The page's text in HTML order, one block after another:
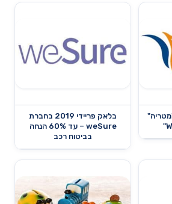
בלאק פריידי 2019 בחברת
weSure – עד 60% הנחה
בביטוח רכב